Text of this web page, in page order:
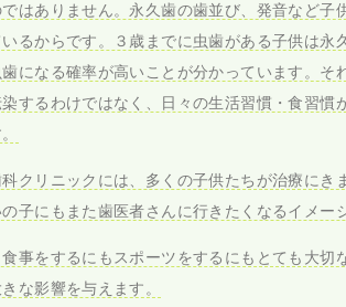
はありません。永久歯の歯並び、発音など子
るからです。３歳までに虫歯がある子供は永
になる確率が高いことが分かっています。そ
するわけではなく、日々の生活習慣・食習慣
クリニックには、多くの子供たちが治療に
子にもまた歯医者さんに行きたくなるイメー
事をするにもスポーツをするにもとても大
な影響を与えます。